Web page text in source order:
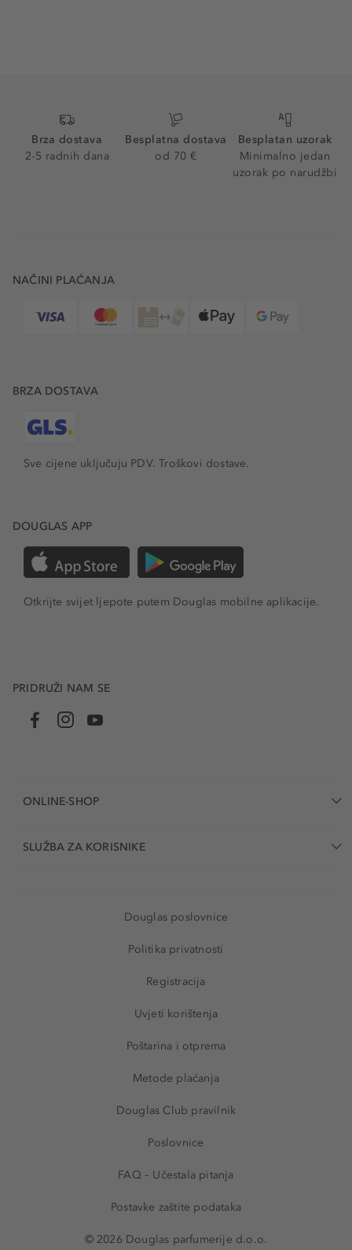
Brza dostava
2-5 radnih dana
Besplatna dostava
od 70 €
Besplatan uzorak
Minimalno jedan
uzorak po narudžbi
NAČINI PLAĆANJA
BRZA DOSTAVA
Sve cijene uključuju PDV.Troškovi dostave.
DOUGLAS APP
Otkrijte svijet ljepote putem Douglas mobilne aplikacije.
PRIDRUŽI NAM SE
ONLINE-SHOP
SLUŽBA ZA KORISNIKE
Douglas poslovnice
Politika privatnosti
Registracija
Uvjeti korištenja
Poštarina i otprema
Metode plaćanja
Douglas Club pravilnik
Poslovnice
FAQ – Učestala pitanja
Postavke zaštite podataka
© 2026 Douglas parfumerije d.o.o.